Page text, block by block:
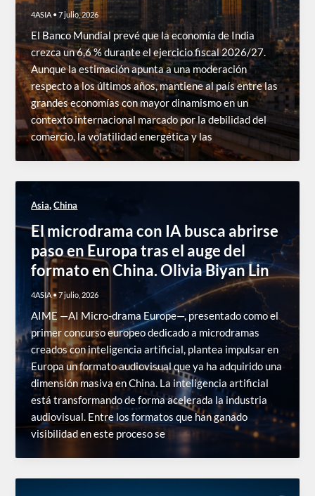
4ASIA •7 julio, 2026
El Banco Mundial prevé que la economía de India
crezca un 6,6 % durante el ejercicio fiscal 2026/27.
Aunque la estimación apunta a una moderación
respecto a los últimos años, mantiene al país entre las
grandes economías con mayor dinamismo en un
contexto internacional marcado por la debilidad del
comercio, la volatilidad energética y las
Asia,China
El microdrama con IA busca abrirse
paso en Europa tras el auge del
formato en China. Olivia Biyan Lin
4ASIA•7 julio, 2026
AIME —AI Micro-drama Europe—, presentado como el
primer concurso europeo dedicado a microdramas
creados con inteligencia artificial, plantea impulsar en
Europa un formato audiovisual que ya ha adquirido una
dimensión masiva en China. La inteligencia artificial
está transformando de forma acelerada la industria
audiovisual. Entre los formatos que han ganado
visibilidad en este proceso se